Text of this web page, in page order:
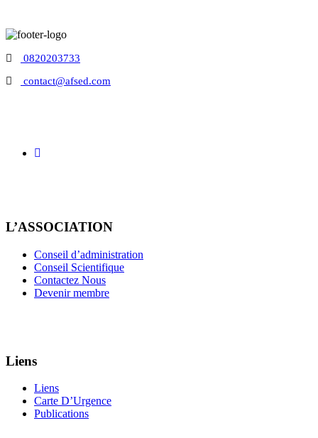
0820203733
contact@afsed.com
L’ASSOCIATION
Conseil d’administration
Conseil Scientifique
Contactez Nous
Devenir membre
Liens
Liens
Carte D’Urgence
Publications